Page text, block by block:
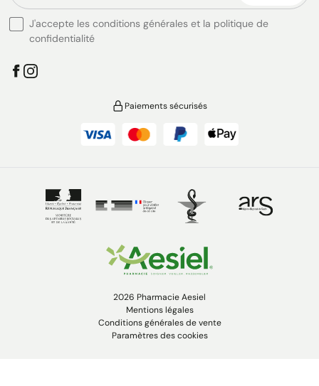
J'accepte les conditions générales et la politique de
confidentialité
Paiements sécurisés
2026 Pharmacie Aesiel
Mentions légales
Conditions générales de vente
Paramètres des cookies